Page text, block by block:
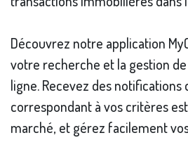
Découvrez notre application
votre recherche et la gestion
ligne. Recevez des notifications
correspondant à vos critères
marché, et gérez facilement